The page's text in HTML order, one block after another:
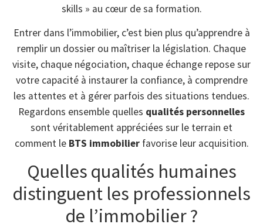
skills » au cœur de sa formation.
Entrer dans l’immobilier, c’est bien plus qu’apprendre à
remplir un dossier ou maîtriser la législation. Chaque
visite, chaque négociation, chaque échange repose sur
votre capacité à instaurer la confiance, à comprendre
les attentes et à gérer parfois des situations tendues.
Regardons ensemble quelles qualités personnelles
sont véritablement appréciées sur le terrain et
comment le BTS immobilierfavorise leur acquisition.
Quelles qualités humaines
distinguent les professionnels
de l’immobilier ?